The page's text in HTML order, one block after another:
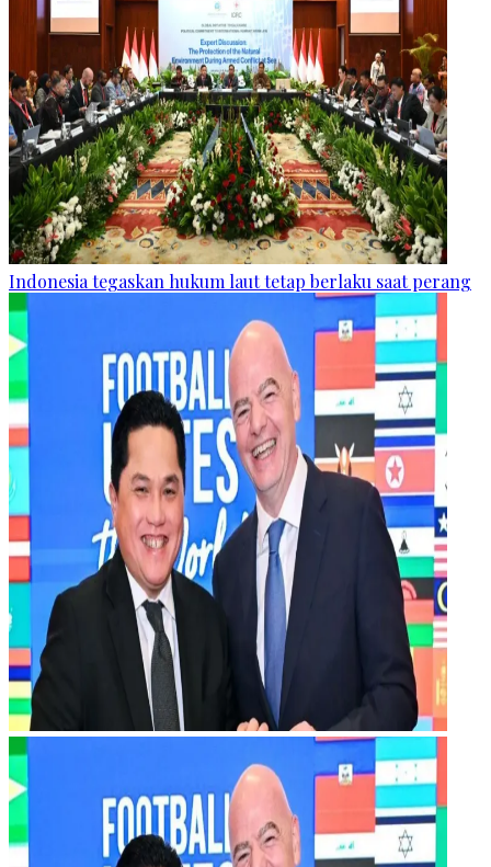
Indonesia tegaskan hukum laut tetap berlaku saat perang